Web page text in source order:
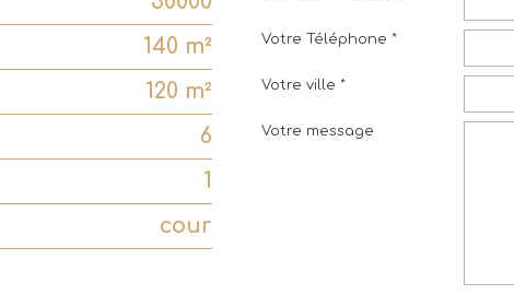
140 m²
120 m²
6
1
cour
Votre Téléphone *
Votre ville *
Votre message